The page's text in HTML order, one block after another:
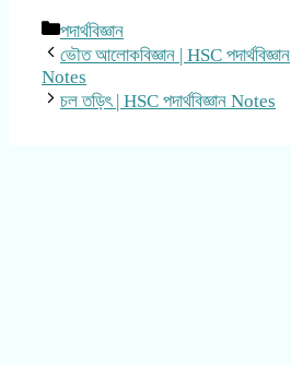
Categories
পদার্থবিজ্ঞান
ভৌত আলোকবিজ্ঞান | HSC পদার্থবিজ্ঞান
Notes
চল তড়িৎ | HSC পদার্থবিজ্ঞান Notes